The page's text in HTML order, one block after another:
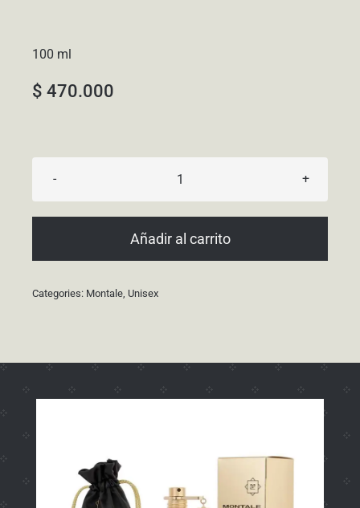
100 ml
$ 470.000
Roses
cantidad
Añadir al carrito
Categories: Montale Unisex